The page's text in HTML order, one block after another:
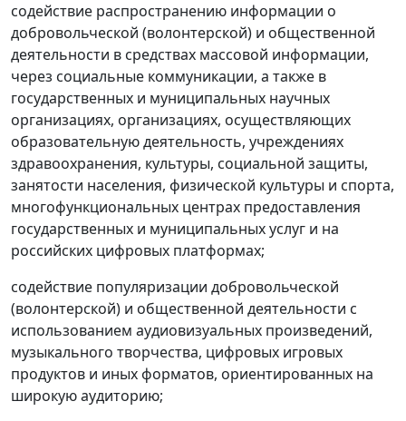
содействие распространению информации о
добровольческой (волонтерской) и общественной
деятельности в средствах массовой информации,
через социальные коммуникации, а также в
государственных и муниципальных научных
организациях, организациях, осуществляющих
образовательную деятельность, учреждениях
здравоохранения, культуры, социальной защиты,
занятости населения, физической культуры и спорта,
многофункциональных центрах предоставления
государственных и муниципальных услуг и на
российских цифровых платформах;
содействие популяризации добровольческой
(волонтерской) и общественной деятельности с
использованием аудиовизуальных произведений,
музыкального творчества, цифровых игровых
продуктов и иных форматов, ориентированных на
широкую аудиторию;